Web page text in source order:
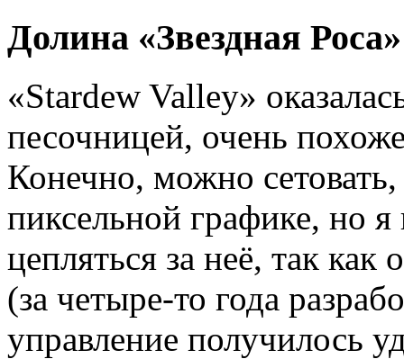
Долина «Звездная Роса»
«Stardew Valley»
песочницей, очень
Конечно, можно
пиксельной графике, но
цепляться за неё, так
(за четыре-то года
управление получилось